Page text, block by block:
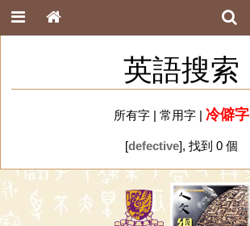
英語搜索
所有字| 常用字| 冷僻字
[defective], 找到 0 個